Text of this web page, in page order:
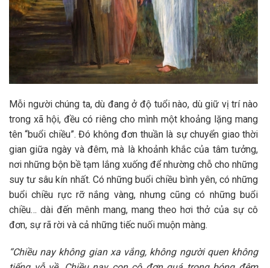
Mỗi người chúng ta, dù đang ở độ tuổi nào, dù giữ vị trí nào
trong xã hội, đều có riêng cho mình một khoảng lặng mang
tên “buổi chiều”. Đó không đơn thuần là sự chuyển giao thời
gian giữa ngày và đêm, mà là khoảnh khắc của tâm tưởng,
nơi những bộn bề tạm lắng xuống để nhường chỗ cho những
suy tư sâu kín nhất. Có những buổi chiều bình yên, có những
buổi chiều rực rỡ nắng vàng, nhưng cũng có những buổi
chiều… dài đến mênh mang, mang theo hơi thở của sự cô
đơn, sự rã rời và cả những tiếc nuối muộn màng.
“Chiều nay không gian xa vắng, không người quen không